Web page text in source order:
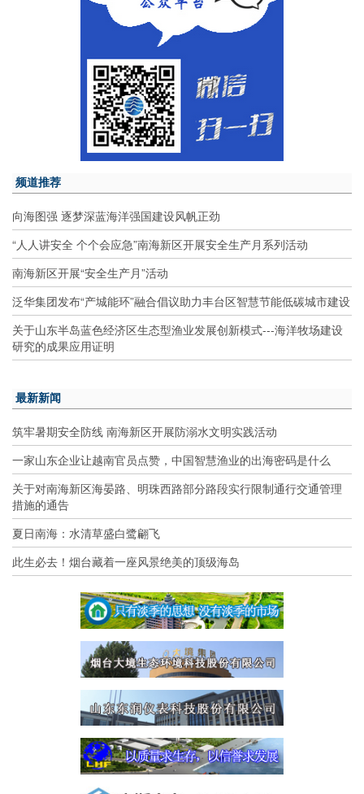
频道推荐
向海图强 逐梦深蓝海洋强国建设风帆正劲
“人人讲安全 个个会应急”南海新区开展安全生产月系列活动
南海新区开展“安全生产月”活动
泛华集团发布“产城能环”融合倡议助力丰台区智慧节能低碳城市建设
关于山东半岛蓝色经济区生态型渔业发展创新模式---海洋牧场建设
研究的成果应用证明
最新新闻
筑牢暑期安全防线 南海新区开展防溺水文明实践活动
一家山东企业让越南官员点赞，中国智慧渔业的出海密码是什么
关于对南海新区海晏路、明珠西路部分路段实行限制通行交通管理
措施的通告
夏日南海：水清草盛白鹭翩飞
此生必去！烟台藏着一座风景绝美的顶级海岛